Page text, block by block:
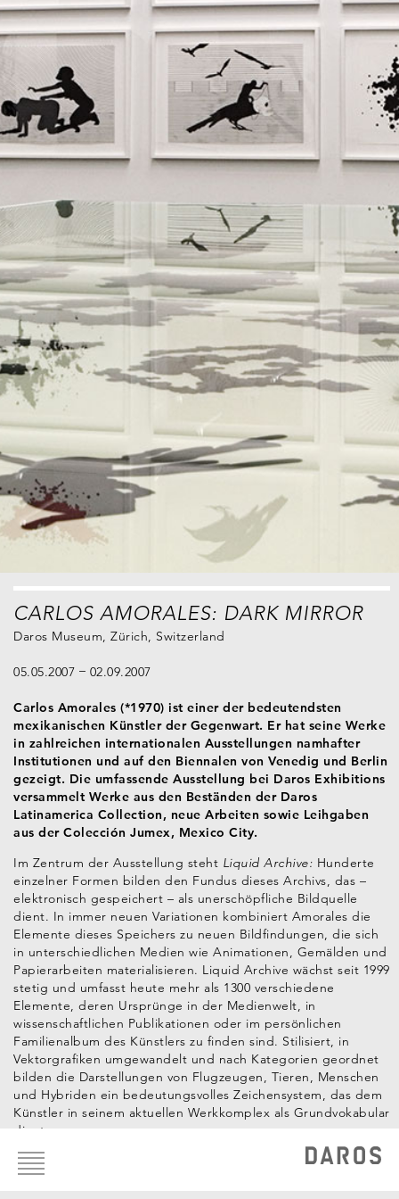
CARLOS AMORALES: DARK MIRROR
Daros Museum, Zürich, Switzerland
05.05.2007 02.09.2007
Carlos Amorales (*1970) ist einer der bedeutendsten
mexikanischen Künstler der Gegenwart. Er hat seine Werke
in zahlreichen internationalen Ausstellungen namhafter
Institutionen und auf den Biennalen von Venedig und Berlin
gezeigt. Die umfassende Ausstellung bei Daros Exhibitions
versammelt Werke aus den Beständen der Daros
Latinamerica Collection, neue Arbeiten sowie Leihgaben
aus der Colección Jumex, Mexico City.
Im Zentrum der Ausstellung steht Liquid Archive: Hunderte
einzelner Formen bilden den Fundus dieses Archivs, das –
elektronisch gespeichert – als unerschöpfliche Bildquelle
dient. In immer neuen Variationen kombiniert Amorales die
Elemente dieses Speichers zu neuen Bildfindungen, die sich
in unterschiedlichen Medien wie Animationen, Gemälden und
Papierarbeiten materialisieren. Liquid Archive wächst seit 1999
stetig und umfasst heute mehr als 1300 verschiedene
Elemente, deren Ursprünge in der Medienwelt, in
wissenschaftlichen Publikationen oder im persönlichen
Familienalbum des Künstlers zu finden sind. Stilisiert, in
Vektorgrafiken umgewandelt und nach Kategorien geordnet
bilden die Darstellungen von Flugzeugen, Tieren, Menschen
und Hybriden ein bedeutungsvolles Zeichensystem, das dem
Künstler in seinem aktuellen Werkkomplex als Grundvokabular
dient.
Amorales bricht mit seinem reichen ikonografischen
Repertoire die Grenzen auf und schafft mit zeitgenössischen
Footer
menu